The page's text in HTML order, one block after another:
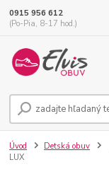
0915 956 612
(Po-Pia, 8-17 hod.)
Úvod Detská obuv
LUX